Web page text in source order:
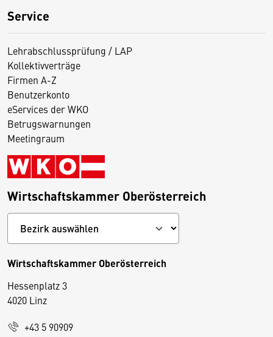
Service
Lehrabschlussprüfung / LAP
Kollektivverträge
Firmen A-Z
Benutzerkonto
eServices der WKO
Betrugswarnungen
Meetingraum
Wirtschaftskammer Oberösterreich
Wirtschaftskammer Oberösterreich
Hessenplatz 3
4020 Linz
+43 5 90909